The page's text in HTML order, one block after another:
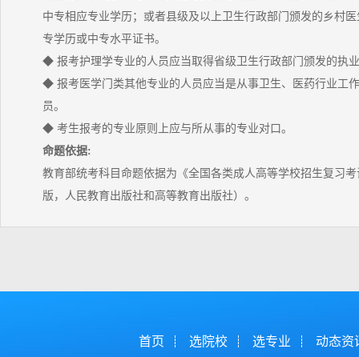
中专相应专业学历；或者县级及以上卫生行政部门颁发的乡村
专学历或中专水平证书。
◆ 报考护理学专业的人员应当取得省级卫生行政部门颁发的执
◆ 报考医学门类其他专业的人员应当是从事卫生、医药行业工
员。
◆ 考生报考的专业原则上应与所从事的专业对口。
命题依据:
教育部统考科目命题依据为《全国各类成人高等学校招生复习考
版，人民教育出版社和高等教育出版社）。
首页 选院校 选专业
动态资